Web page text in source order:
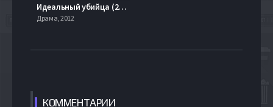
Идеальный убийца (2011)
Драма, 2012
КОММЕНТАРИИ